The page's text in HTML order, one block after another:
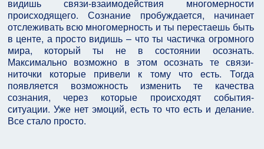
видишь связи-взаимодействия многомерности
происходящего. Сознание пробуждается, начинает
отслеживать всю многомерность и ты перестаешь быть
в центе, а просто видишь – что ты частичка огромного
мира, который ты не в состоянии осознать.
Максимально возможно в этом осознать те связи-
ниточки которые привели к тому что есть. Тогда
появляется возможность изменить те качества
сознания, через которые происходят события-
ситуации. Уже нет эмоций, есть то что есть и делание.
Все стало просто.